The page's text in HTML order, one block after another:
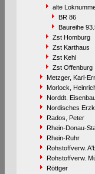
alte
BR 86
Baureihe
Zst Homburg
Zst Karthaus
Zst Kehl
Zst Offenburg
Metzger, Karl-
Morlock,
Norddt.
Nordisches
Rados, Peter
Rhein-Donau-
Rhein-Ruhr
Rohstoffverw.
Rohstoffverw.
Röttger